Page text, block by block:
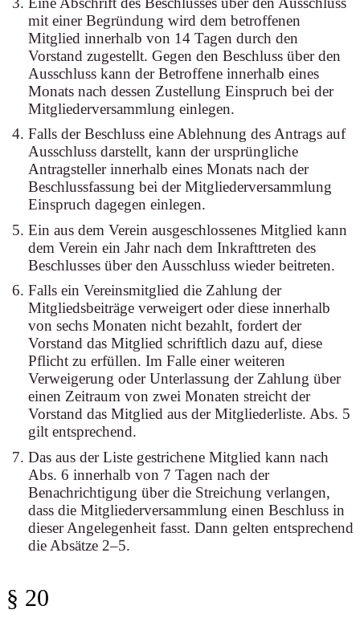
mit einer Begründung wird dem betroffenen
Mitglied innerhalb von 14 Tagen durch den
Vorstand zugestellt. Gegen den Beschluss über den
Ausschluss kann der Betroffene innerhalb eines
Monats nach dessen Zustellung Einspruch bei der
Mitgliederversammlung einlegen.
Falls der Beschluss eine Ablehnung des Antrags auf
Ausschluss darstellt, kann der ursprüngliche
Antragsteller innerhalb eines Monats nach der
Beschlussfassung bei der Mitgliederversammlung
Einspruch dagegen einlegen.
Ein aus dem Verein ausgeschlossenes Mitglied kann
dem Verein ein Jahr nach dem Inkrafttreten des
Beschlusses über den Ausschluss wieder beitreten.
Falls ein Vereinsmitglied die Zahlung der
Mitgliedsbeiträge verweigert oder diese innerhalb
von sechs Monaten nicht bezahlt, fordert der
Vorstand das Mitglied schriftlich dazu auf, diese
Pflicht zu erfüllen. Im Falle einer weiteren
Verweigerung oder Unterlassung der Zahlung über
einen Zeitraum von zwei Monaten streicht der
Vorstand das Mitglied aus der Mitgliederliste. Abs. 5
gilt entsprechend.
Das aus der Liste gestrichene Mitglied kann nach
Abs. 6 innerhalb von 7 Tagen nach der
Benachrichtigung über die Streichung verlangen,
dass die Mitgliederversammlung einen Beschluss in
dieser Angelegenheit fasst. Dann gelten entsprechend
die Absätze 2–5.
§ 20